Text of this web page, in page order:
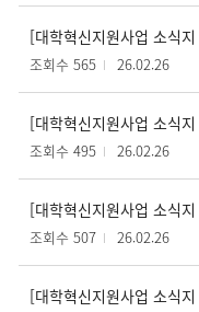
조회수 565 26.02.26
조회수 495 26.02.26
조회수 507 26.02.26